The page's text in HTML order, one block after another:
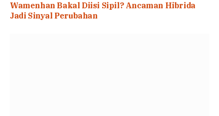
Wamenhan Bakal Diisi Sipil? Ancaman Hibrida
Jadi Sinyal Perubahan